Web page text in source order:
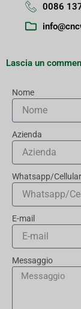
0086
Lascia un
Nome
Azienda
Whatsapp/
E-mail
Messaggio